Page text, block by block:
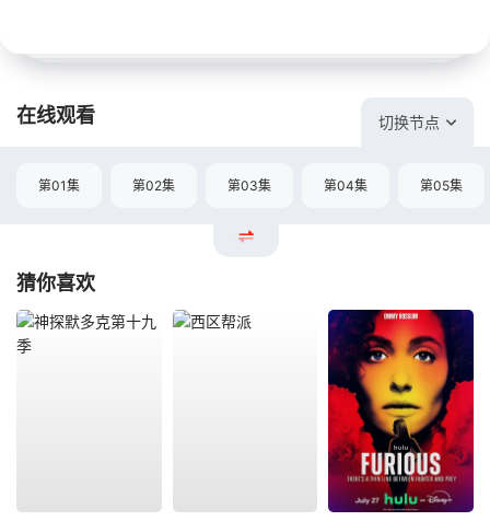
在线观看 切换节点
第01集 第02集 第03集 第04集 第05集
猜你喜欢